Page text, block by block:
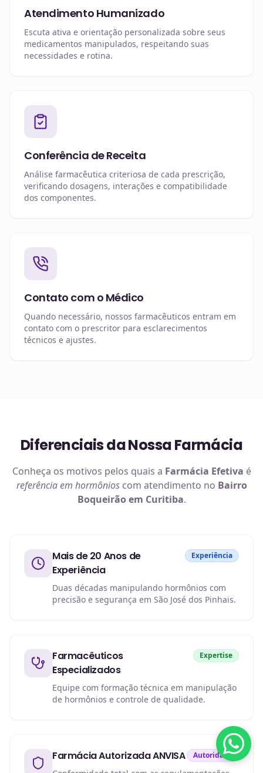
Atendimento Humanizado
Escuta ativa e orientação personalizada sobre seus
medicamentos manipulados, respeitando suas
necessidades e rotina.
Conferência de Receita
Análise farmacêutica criteriosa de cada prescrição,
verificando dosagens, interações e compatibilidade
dos componentes.
Contato com o Médico
Quando necessário, nossos farmacêuticos entram em
contato com o prescritor para esclarecimentos
técnicos e ajustes.
Diferenciais da Nossa Farmácia
Conheça os motivos pelos quais a Farmácia Efetiva é
referência em hormônioscom atendimento no Bairro
Boqueirão em Curitiba.
Mais de 20 Anos de
Experiência
Experiência
Duas décadas manipulando hormônios com
precisão e segurança em São José dos Pinhais.
Farmacêuticos
Especializados
Expertise
Equipe com formação técnica em manipulação
de hormônios e controle de qualidade.
Farmácia Autorizada ANVISA Autoridade